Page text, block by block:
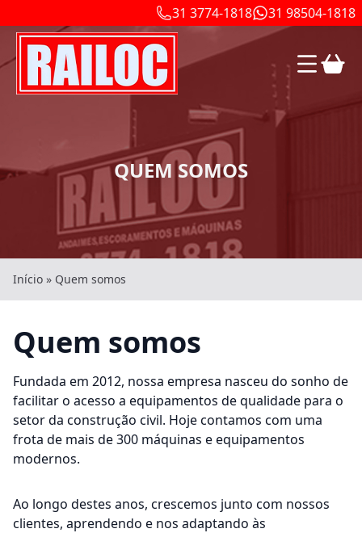
31 3774-1818 31 98504-1818
QUEM SOMOS
Início » Quem somos
Quem somos
Fundada em 2012, nossa empresa nasceu do sonho de
facilitar o acesso a equipamentos de qualidade para o
setor da construção civil. Hoje contamos com uma
frota de mais de 300 máquinas e equipamentos
modernos.
Ao longo destes anos, crescemos junto com nossos
clientes, aprendendo e nos adaptando às